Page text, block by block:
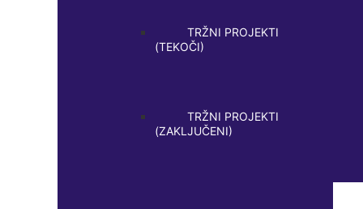
TRŽNI PROJEKTI
(TEKOČI)
TRŽNI PROJEKTI
(ZAKLJUČENI)